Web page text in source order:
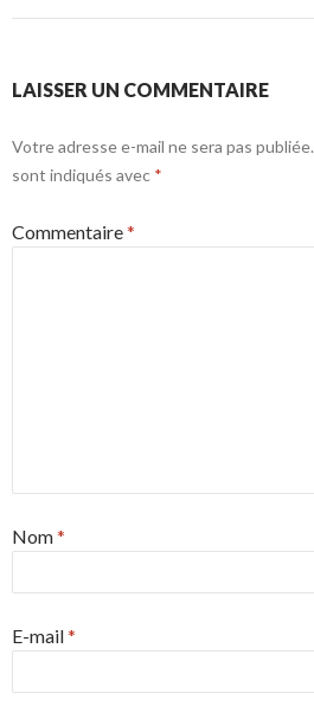
LAISSER UN COMMENTAIRE
Votre adresse e-mail ne sera pas publiée.
sont indiqués avec *
Commentaire*
Nom*
E-mail*